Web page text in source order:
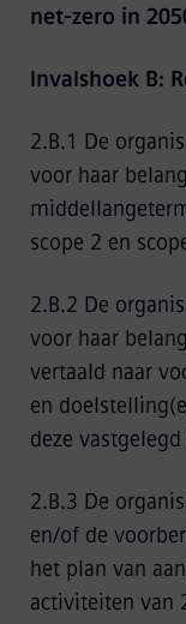
net‑zero in
Invalshoek B:
2.B.1 De
voor haar
scope 2 en
2.B.2 De
voor haar
vertaald naar
en
deze
2.B.3 De
en/of de
het plan van
activiteiten van